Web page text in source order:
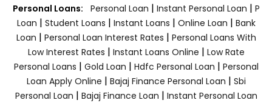
Personal Loans: Personal Loan | Instant Personal Loan | P
Loan | Student Loans | Instant Loans | Online Loan | Bank
Loan | Personal Loan Interest Rates | Personal Loans With
Low Interest Rates | Instant Loans Online | Low Rate
Personal Loans | Gold Loan | Hdfc Personal Loan | Personal
Loan Apply Online | Bajaj Finance Personal Loan | Sbi
Personal Loan | Bajaj Finance Loan | Instant Personal Loan